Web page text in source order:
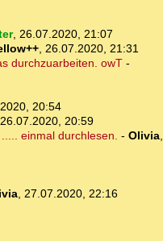
, 26.07.2020, 21:07
, 26.07.2020, 21:31
durchzuarbeiten. owT-
20:54
26.07.2020, 20:59
einmal durchlesen. - Olivia,
, 27.07.2020, 22:16